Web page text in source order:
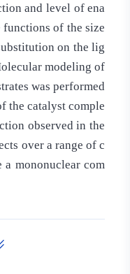
and level of ena
of the size
on the lig
modeling of
was performed
the catalyst comple
observed in the
over a range of c
mononuclear com